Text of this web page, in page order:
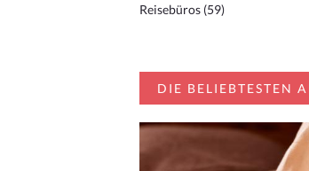
Reisebüros (59)
DIE BELIEBTESTEN